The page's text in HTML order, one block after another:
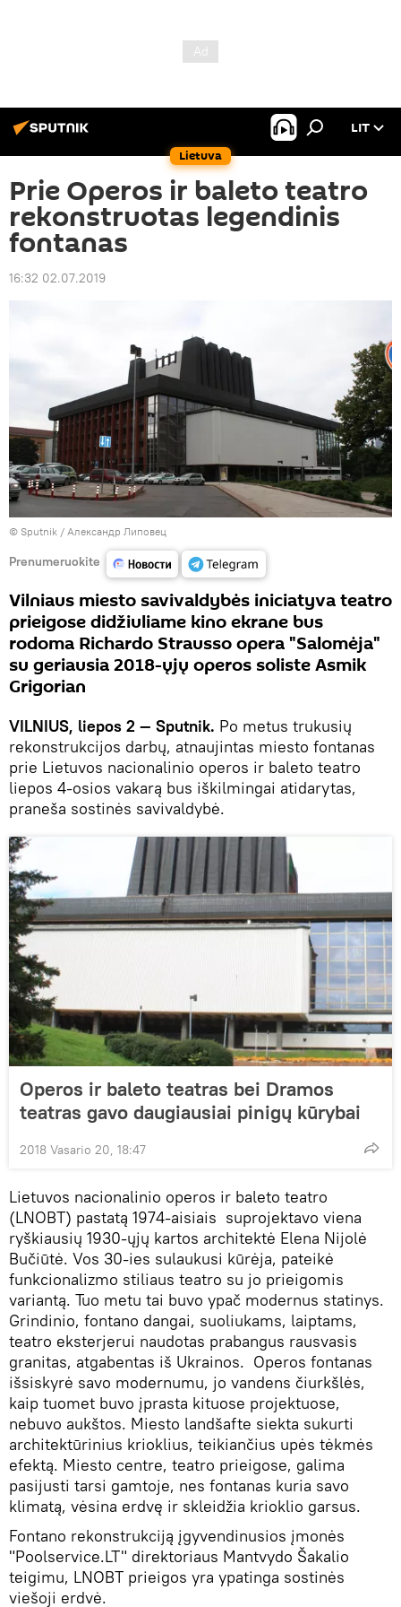
Lietuva
LIT
Prie Operos ir baleto teatro
rekonstruotas legendinis
fontanas
16:32 02.07.2019
© Sputnik / Александр Липовец
Prenumeruokite
Vilniaus miesto savivaldybės iniciatyva teatro
prieigose didžiuliame kino ekrane bus
rodoma Richardo Strausso opera "Salomėja"
su geriausia 2018-ųjų operos soliste Asmik
Grigorian
VILNIUS, liepos 2 — Sputnik. Po metus trukusių
rekonstrukcijos darbų, atnaujintas miesto fontanas
prie Lietuvos nacionalinio operos ir baleto teatro
liepos 4-osios vakarą bus iškilmingai atidarytas,
praneša sostinės savivaldybė.
Operos ir baleto teatras bei Dramos
teatras gavo daugiausiai pinigų kūrybai
2018 Vasario 20, 18:47
Lietuvos nacionalinio operos ir baleto teatro
(LNOBT) pastatą 1974-aisiais suprojektavo viena
ryškiausių 1930-ųjų kartos architektė Elena Nijolė
Bučiūtė. Vos 30-ies sulaukusi kūrėja, pateikė
funkcionalizmo stiliaus teatro su jo prieigomis
variantą. Tuo metu tai buvo ypač modernus statinys.
Grindinio, fontano dangai, suoliukams, laiptams,
teatro eksterjerui naudotas prabangus rausvasis
granitas, atgabentas iš Ukrainos. Operos fontanas
išsiskyrė savo modernumu, jo vandens čiurkšlės,
kaip tuomet buvo įprasta kituose projektuose,
nebuvo aukštos. Miesto landšafte siekta sukurti
architektūrinius krioklius, teikiančius upės tėkmės
efektą. Miesto centre, teatro prieigose, galima
pasijusti tarsi gamtoje, nes fontanas kuria savo
klimatą, vėsina erdvę ir skleidžia krioklio garsus.
Fontano rekonstrukciją įgyvendinusios įmonės
"Poolservice.LT" direktoriaus Mantvydo Šakalio
teigimu, LNOBT prieigos yra ypatinga sostinės
viešoji erdvė.